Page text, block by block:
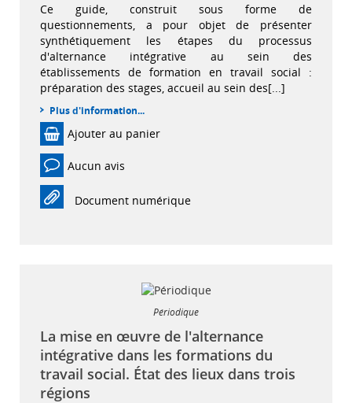
Ce guide, construit sous forme de
questionnements, a pour objet de présenter
synthétiquement les étapes du processus
d'alternance intégrative au sein des
établissements de formation en travail social :
préparation des stages, accueil au sein des[...]
Plus d'information...
Ajouter au panier
Aucun avis
Document numérique
Périodique
La mise en œuvre de l'alternance
intégrative dans les formations du
travail social. État des lieux dans trois
régions